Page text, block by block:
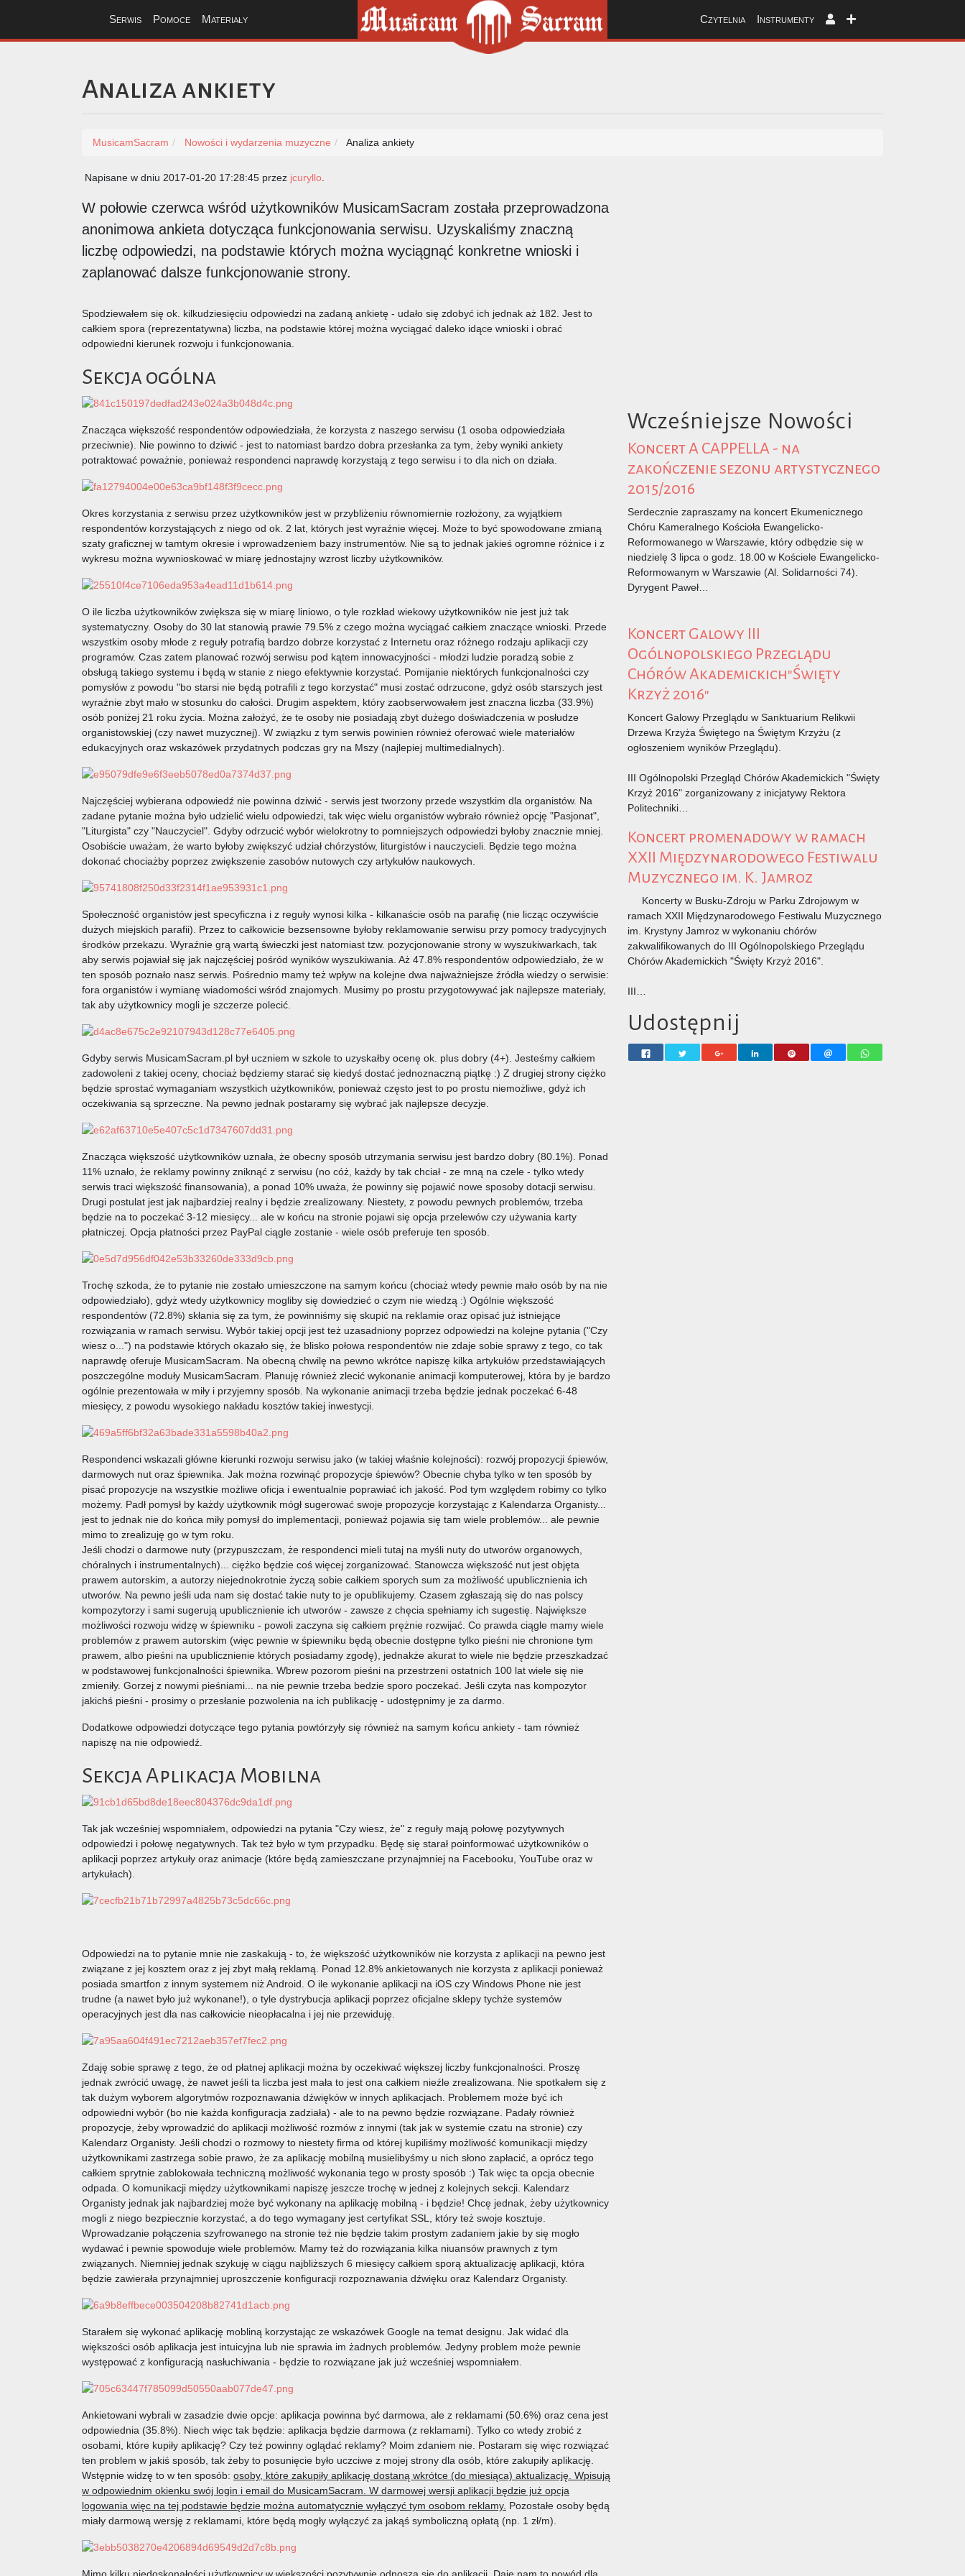
Serwis Pomoce Materiały Czytelnia Instrumenty
Analiza ankiety
MusicamSacram Nowości i wydarzenia muzyczne Analiza ankiety
Napisane w dniu 2017-01-20 17:28:45 przez jcuryllo
W połowie czerwca wśród użytkowników MusicamSacram została przeprowadzona
anonimowa ankieta dotycząca funkcjonowania serwisu. Uzyskaliśmy znaczną
liczbę odpowiedzi, na podstawie których można wyciągnąć konkretne wnioski i
zaplanować dalsze funkcjonowanie strony.
Spodziewałem się ok. kilkudziesięciu odpowiedzi na zadaną ankietę - udało się zdobyć ich jednak aż 182. Jest to
całkiem spora (reprezentatywna) liczba, na podstawie której można wyciągać daleko idące wnioski i obrać
odpowiedni kierunek rozwoju i funkcjonowania.
Sekcja ogólna
Znacząca większość respondentów odpowiedziała, że korzysta z naszego serwisu (1 osoba odpowiedziała
przeciwnie). Nie powinno to dziwić - jest to natomiast bardzo dobra przesłanka za tym, żeby wyniki ankiety
potraktować poważnie, ponieważ respondenci naprawdę korzystają z tego serwisu i to dla nich on działa.
Okres korzystania z serwisu przez użytkowników jest w przybliżeniu równomiernie rozłożony, za wyjątkiem
respondentów korzystających z niego od ok. 2 lat, których jest wyraźnie więcej. Może to być spowodowane zmianą
szaty graficznej w tamtym okresie i wprowadzeniem bazy instrumentów. Nie są to jednak jakieś ogromne różnice i z
wykresu można wywnioskować w miarę jednostajny wzrost liczby użytkowników.
O ile liczba użytkowników zwiększa się w miarę liniowo, o tyle rozkład wiekowy użytkowników nie jest już tak
systematyczny. Osoby do 30 lat stanowią prawie 79.5% z czego można wyciągać całkiem znaczące wnioski. Przede
wszystkim osoby młode z reguły potrafią bardzo dobrze korzystać z Internetu oraz różnego rodzaju aplikacji czy
programów. Czas zatem planować rozwój serwisu pod kątem innowacyjności - młodzi ludzie poradzą sobie z
obsługą takiego systemu i będą w stanie z niego efektywnie korzystać. Pomijanie niektórych funkcjonalności czy
pomysłów z powodu "bo starsi nie będą potrafili z tego korzystać" musi zostać odrzucone, gdyż osób starszych jest
wyraźnie zbyt mało w stosunku do całości. Drugim aspektem, który zaobserwowałem jest znaczna liczba (33.9%)
osób poniżej 21 roku życia. Można założyć, że te osoby nie posiadają zbyt dużego doświadczenia w posłudze
organistowskiej (czy nawet muzycznej). W związku z tym serwis powinien również oferować wiele materiałów
edukacyjnych oraz wskazówek przydatnych podczas gry na Mszy (najlepiej multimedialnych).
Najczęściej wybierana odpowiedź nie powinna dziwić - serwis jest tworzony przede wszystkim dla organistów. Na
zadane pytanie można było udzielić wielu odpowiedzi, tak więc wielu organistów wybrało również opcję "Pasjonat",
"Liturgista" czy "Nauczyciel". Gdyby odrzucić wybór wielokrotny to pomniejszych odpowiedzi byłoby znacznie mniej.
Osobiście uważam, że warto byłoby zwiększyć udział chórzystów, liturgistów i nauczycieli. Będzie tego można
dokonać chociażby poprzez zwiększenie zasobów nutowych czy artykułów naukowych.
Społeczność organistów jest specyficzna i z reguły wynosi kilka - kilkanaście osób na parafię (nie licząc oczywiście
dużych miejskich parafii). Przez to całkowicie bezsensowne byłoby reklamowanie serwisu przy pomocy tradycyjnych
środków przekazu. Wyraźnie grą wartą świeczki jest natomiast tzw. pozycjonowanie strony w wyszukiwarkach, tak
aby serwis pojawiał się jak najczęściej pośród wyników wyszukiwania. Aż 47.8% respondentów odpowiedziało, że w
ten sposób poznało nasz serwis. Pośrednio mamy też wpływ na kolejne dwa najważniejsze źródła wiedzy o serwisie:
fora organistów i wymianę wiadomości wśród znajomych. Musimy po prostu przygotowywać jak najlepsze materiały,
tak aby użytkownicy mogli je szczerze polecić.
Gdyby serwis MusicamSacram.pl był uczniem w szkole to uzyskałby ocenę ok. plus dobry (4+). Jesteśmy całkiem
zadowoleni z takiej oceny, chociaż będziemy starać się kiedyś dostać jednoznaczną piątkę :) Z drugiej strony ciężko
będzie sprostać wymaganiam wszystkich użytkowników, ponieważ często jest to po prostu niemożliwe, gdyż ich
oczekiwania są sprzeczne. Na pewno jednak postaramy się wybrać jak najlepsze decyzje.
Znacząca większość użytkowników uznała, że obecny sposób utrzymania serwisu jest bardzo dobry (80.1%). Ponad
11% uznało, że reklamy powinny zniknąć z serwisu (no cóż, każdy by tak chciał - ze mną na czele - tylko wtedy
serwis traci większość finansowania), a ponad 10% uważa, że powinny się pojawić nowe sposoby dotacji serwisu.
Drugi postulat jest jak najbardziej realny i będzie zrealizowany. Niestety, z powodu pewnych problemów, trzeba
będzie na to poczekać 3-12 miesięcy... ale w końcu na stronie pojawi się opcja przelewów czy używania karty
płatniczej. Opcja płatności przez PayPal ciągle zostanie - wiele osób preferuje ten sposób.
Trochę szkoda, że to pytanie nie zostało umieszczone na samym końcu (chociaż wtedy pewnie mało osób by na nie
odpowiedziało), gdyż wtedy użytkownicy mogliby się dowiedzieć o czym nie wiedzą :) Ogólnie większość
respondentów (72.8%) skłania się za tym, że powinniśmy się skupić na reklamie oraz opisać już istniejące
rozwiązania w ramach serwisu. Wybór takiej opcji jest też uzasadniony poprzez odpowiedzi na kolejne pytania ("Czy
wiesz o...") na podstawie których okazało się, że blisko połowa respondentów nie zdaje sobie sprawy z tego, co tak
naprawdę oferuje MusicamSacram. Na obecną chwilę na pewno wkrótce napiszę kilka artykułów przedstawiających
poszczególne moduły MusicamSacram. Planuję również zlecić wykonanie animacji komputerowej, która by je bardzo
ogólnie prezentowała w miły i przyjemny sposób. Na wykonanie animacji trzeba będzie jednak poczekać 6-48
miesięcy, z powodu wysokiego nakładu kosztów takiej inwestycji.
Respondenci wskazali główne kierunki rozwoju serwisu jako (w takiej właśnie kolejności): rozwój propozycji śpiewów,
darmowych nut oraz śpiewnika. Jak można rozwinąć propozycje śpiewów? Obecnie chyba tylko w ten sposób by
pisać propozycje na wszystkie możliwe oficja i ewentualnie poprawiać ich jakość. Pod tym względem robimy co tylko
możemy. Padł pomysł by każdy użytkownik mógł sugerować swoje propozycje korzystając z Kalendarza Organisty...
jest to jednak nie do końca miły pomysł do implementacji, ponieważ pojawia się tam wiele problemów... ale pewnie
mimo to zrealizuję go w tym roku.
Jeśli chodzi o darmowe nuty (przypuszczam, że respondenci mieli tutaj na myśli nuty do utworów organowych,
chóralnych i instrumentalnych)... ciężko będzie coś więcej zorganizować. Stanowcza większość nut jest objęta
prawem autorskim, a autorzy niejednokrotnie życzą sobie całkiem sporych sum za możliwość upublicznienia ich
utworów. Na pewno jeśli uda nam się dostać takie nuty to je opublikujemy. Czasem zgłaszają się do nas polscy
kompozytorzy i sami sugerują upublicznienie ich utworów - zawsze z chęcia spełniamy ich sugestię. Największe
możliwości rozwoju widzę w śpiewniku - powoli zaczyna się całkiem prężnie rozwijać. Co prawda ciągle mamy wiele
problemów z prawem autorskim (więc pewnie w śpiewniku będą obecnie dostępne tylko pieśni nie chronione tym
prawem, albo pieśni na upublicznienie których posiadamy zgodę), jednakże akurat to wiele nie będzie przeszkadzać
w podstawowej funkcjonalności śpiewnika. Wbrew pozorom pieśni na przestrzeni ostatnich 100 lat wiele się nie
zmieniły. Gorzej z nowymi pieśniami... na nie pewnie trzeba bedzie sporo poczekać. Jeśli czyta nas kompozytor
jakichś pieśni - prosimy o przesłanie pozwolenia na ich publikację - udostępnimy je za darmo.
Dodatkowe odpowiedzi dotyczące tego pytania powtórzyły się również na samym końcu ankiety - tam również
napiszę na nie odpowiedź.
Sekcja Aplikacja Mobilna
Tak jak wcześniej wspomniałem, odpowiedzi na pytania "Czy wiesz, że" z reguły mają połowę pozytywnych
odpowiedzi i połowę negatywnych. Tak też było w tym przypadku. Będę się starał poinformować użytkowników o
aplikacji poprzez artykuły oraz animacje (które będą zamieszczane przynajmniej na Facebooku, YouTube oraz w
artykułach).
Odpowiedzi na to pytanie mnie nie zaskakują - to, że większość użytkowników nie korzysta z aplikacji na pewno jest
związane z jej kosztem oraz z jej zbyt małą reklamą. Ponad 12.8% ankietowanych nie korzysta z aplikacji ponieważ
posiada smartfon z innym systemem niż Android. O ile wykonanie aplikacji na iOS czy Windows Phone nie jest
trudne (a nawet było już wykonane!), o tyle dystrybucja aplikacji poprzez oficjalne sklepy tychże systemów
operacyjnych jest dla nas całkowicie nieopłacalna i jej nie przewiduję.
Zdaję sobie sprawę z tego, że od płatnej aplikacji można by oczekiwać większej liczby funkcjonalności. Proszę
jednak zwrócić uwagę, że nawet jeśli ta liczba jest mała to jest ona całkiem nieźle zrealizowana. Nie spotkałem się z
tak dużym wyborem algorytmów rozpoznawania dźwięków w innych aplikacjach. Problemem może być ich
odpowiedni wybór (bo nie każda konfiguracja zadziała) - ale to na pewno będzie rozwiązane. Padały również
propozycje, żeby wprowadzić do aplikacji możliwość rozmów z innymi (tak jak w systemie czatu na stronie) czy
Kalendarz Organisty. Jeśli chodzi o rozmowy to niestety firma od której kupiliśmy możliwość komunikacji między
użytkownikami zastrzega sobie prawo, że za aplikację mobilną musielibyśmy u nich słono zapłacić, a oprócz tego
całkiem sprytnie zablokowała techniczną możliwość wykonania tego w prosty sposób :) Tak więc ta opcja obecnie
odpada. O komunikacji między użytkownikami napiszę jeszcze trochę w jednej z kolejnych sekcji. Kalendarz
Organisty jednak jak najbardziej może być wykonany na aplikację mobilną - i będzie! Chcę jednak, żeby użytkownicy
mogli z niego bezpiecznie korzystać, a do tego wymagany jest certyfikat SSL, który też swoje kosztuje.
Wprowadzanie połączenia szyfrowanego na stronie też nie będzie takim prostym zadaniem jakie by się mogło
wydawać i pewnie spowoduje wiele problemów. Mamy też do rozwiązania kilka niuansów prawnych z tym
związanych. Niemniej jednak szykuję w ciągu najbliższych 6 miesięcy całkiem sporą aktualizację aplikacji, która
będzie zawierała przynajmniej uproszczenie konfiguracji rozpoznawania dźwięku oraz Kalendarz Organisty.
Starałem się wykonać aplikację mobliną korzystając ze wskazówek Google na temat designu. Jak widać dla
większości osób aplikacja jest intuicyjna lub nie sprawia im żadnych problemów. Jedyny problem może pewnie
występować z konfiguracją nasłuchiwania - będzie to rozwiązane jak już wcześniej wspomniałem.
Ankietowani wybrali w zasadzie dwie opcje: aplikacja powinna być darmowa, ale z reklamami (50.6%) oraz cena jest
odpowiednia (35.8%). Niech więc tak będzie: aplikacja będzie darmowa (z reklamami). Tylko co wtedy zrobić z
osobami, które kupiły aplikację? Czy też powinny oglądać reklamy? Moim zdaniem nie. Postaram się więc rozwiązać
ten problem w jakiś sposób, tak żeby to posunięcie było uczciwe z mojej strony dla osób, które zakupiły aplikację.
Wstępnie widzę to w ten sposób: osoby, które zakupiły aplikację dostaną wkrótce (do miesiąca) aktualizację. Wpisują
w odpowiednim okienku swój login i email do MusicamSacram. W darmowej wersji aplikacji będzie już opcja
logowania więc na tej podstawie będzie można automatycznie wyłączyć tym osobom reklamy. Pozostałe osoby będą
miały darmową wersję z reklamami, które będą mogły wyłączyć za jakąś symboliczną opłatą (np. 1 zł/m).
Mimo kilku niedoskonałości użytkownicy w większości pozytywnie odnoszą się do aplikacji. Daje nam to powód dla
Wcześniejsze Nowości
Koncert A CAPPELLA - na
zakończenie sezonu artystycznego
2015/2016
Serdecznie zapraszamy na koncert Ekumenicznego
Chóru Kameralnego Kościoła Ewangelicko-
Reformowanego w Warszawie, który odbędzie się w
niedzielę 3 lipca o godz. 18.00 w Kościele Ewangelicko-
Reformowanym w Warszawie (Al. Solidarności 74).
Dyrygent Paweł…
Koncert Galowy III
Ogólnopolskiego Przeglądu
Chórów Akademickich"Święty
Krzyż 2016"
Koncert Galowy Przeglądu w Sanktuarium Relikwii
Drzewa Krzyża Świętego na Świętym Krzyżu (z
ogłoszeniem wyników Przeglądu).
III Ogólnopolski Przegląd Chórów Akademickich "Święty
Krzyż 2016" zorganizowany z inicjatywy Rektora
Politechniki…
Koncert promenadowy w ramach
XXII Międzynarodowego Festiwalu
Muzycznego im. K. Jamroz
Koncerty w Busku-Zdroju w Parku Zdrojowym w
ramach XXII Międzynarodowego Festiwalu Muzycznego
im. Krystyny Jamroz w wykonaniu chórów
zakwalifikowanych do III Ogólnopolskiego Przeglądu
Chórów Akademickich "Święty Krzyż 2016".
III…
Udostępnij